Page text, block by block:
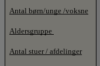
Antal børn/unge /voksne
Aldersgruppe
Antal stuer / afdelinger